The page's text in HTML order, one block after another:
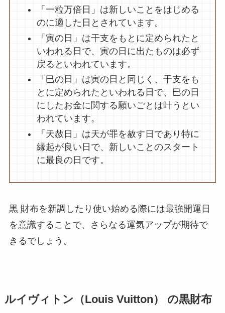
「一粒万倍日」は新しいことをはじめる
のに適した日とされています。
「寅の日」は干支をもとに定められたと
いわれる日で、寅の日に出たものは必ず
戻るといわれています。
「巳の日」は寅の日と同じく、干支をも
とに定められたといわれる日で、巳の日
にしたお金に関する願いごとは叶うとい
われています。
「天赦日」は天が罪を赦す日であり特に
縁起が良い日で、新しいことのスタート
に最良の日です。
黒 財布を新調したり使い始める際には最強開運日
を意識することで、さらなる運気アップが期待で
きるでしょう。
ルイヴィトン（Louis Vuitton） の黒財布